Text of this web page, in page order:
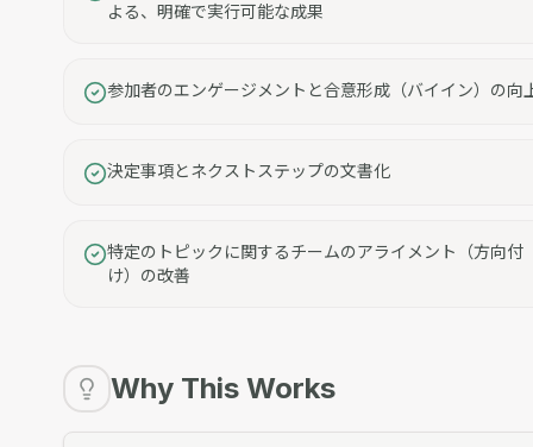
よる、明確で実行可能な成果
参加者のエンゲージメントと合意形成（バイイン）の向
決定事項とネクストステップの文書化
特定のトピックに関するチームのアライメント（方向付
け）の改善
Why This Works